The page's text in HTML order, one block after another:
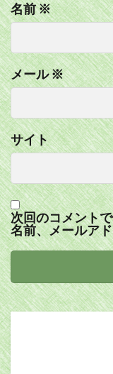
名前※
メール※
サイト
次回のコメント
名前、メールア